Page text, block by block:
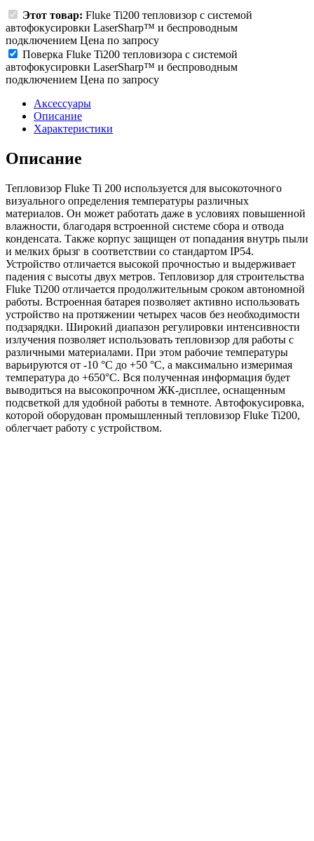
Этот товар: Fluke Ti200 тепловизор с системой
автофокусировки LaserSharp™ и беспроводным
подключением Цена по запросу
Поверка Fluke Ti200 тепловизора с системой
автофокусировки LaserSharp™ и беспроводным
подключением Цена по запросу
Аксессуары
Описание
Характеристики
Описание
Тепловизор Fluke Ti 200 используется для высокоточного
визуального определения температуры различных
материалов. Он может работать даже в условиях повышенной
влажности, благодаря встроенной системе сбора и отвода
конденсата. Также корпус защищен от попадания внутрь пыли
и мелких брызг в соответствии со стандартом IP54.
Устройство отличается высокой прочностью и выдерживает
падения с высоты двух метров. Тепловизор для строительства
Fluke Ti200 отличается продолжительным сроком автономной
работы. Встроенная батарея позволяет активно использовать
устройство на протяжении четырех часов без необходимости
подзарядки. Широкий диапазон регулировки интенсивности
излучения позволяет использовать тепловизор для работы с
различными материалами. При этом рабочие температуры
варьируются от -10 °C до +50 °C, а максимально измеримая
температура до +650°С. Вся полученная информация будет
выводиться на высокопрочном ЖК-дисплее, оснащенным
подсветкой для удобной работы в темноте. Автофокусировка,
которой оборудован промышленный тепловизор Fluke Ti200,
облегчает работу с устройством.